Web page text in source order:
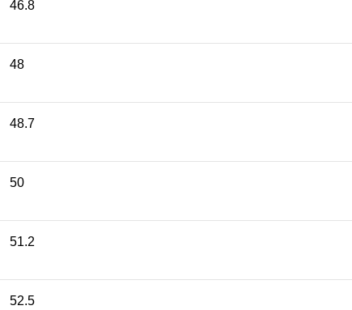
46.8
48
48.7
50
51.2
52.5